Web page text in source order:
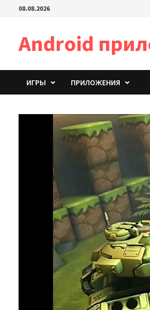
Перейти08.08.2026
Android
ИГРЫ ПРИЛОЖЕНИЯ